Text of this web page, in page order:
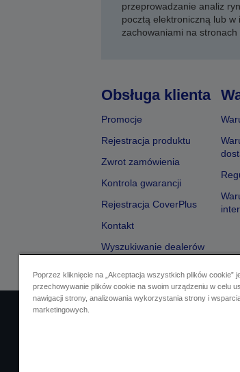
przeprowadzanie analiz
pocztą elektroniczną lub
zachowaniami na
Obsługa klienta
Promocje
Rejestracja produktu
Zwrot zamówienia
Kontrola gwarancji
Rejestracja CoverPlus
Kontakt
Wyszukiwanie dealerów
Poprzez kliknięcie na „Akceptacja wszystkich plików cookie”
przechowywanie plików cookie na swoim urządzeniu w celu
nawigacji strony, analizowania wykorzystania strony i
marketingowych.